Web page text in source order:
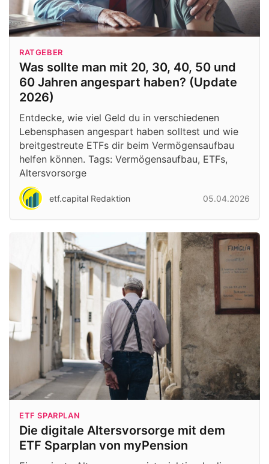
RATGEBER
Was sollte man mit 20, 30, 40, 50 und
60 Jahren angespart haben? (Update
2026)
Entdecke, wie viel Geld du in verschiedenen
Lebensphasen angespart haben solltest und wie
breitgestreute ETFs dir beim Vermögensaufbau
helfen können. Tags: Vermögensaufbau, ETFs,
Altersvorsorge
etf.capital Redaktion 05.04.2026
ETF SPARPLAN
Die digitale Altersvorsorge mit dem
ETF Sparplan von myPension